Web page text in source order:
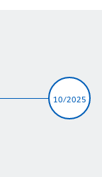
10/2025